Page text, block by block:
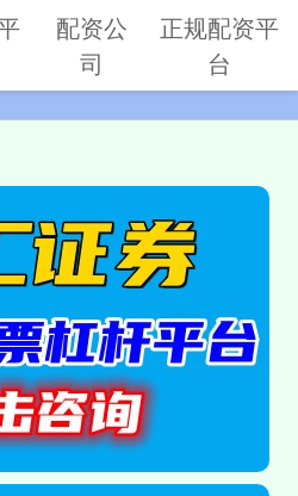
配资公
司
正规配资平
台